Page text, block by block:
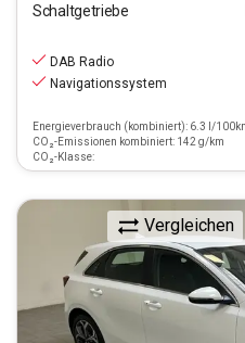
Schaltgetriebe
DAB Radio
Navigationssystem
Energieverbrauch (kombiniert): 6.3 l/
CO₂-Emissionen kombiniert: 142 g/km
CO₂-Klasse:
Vergleichen